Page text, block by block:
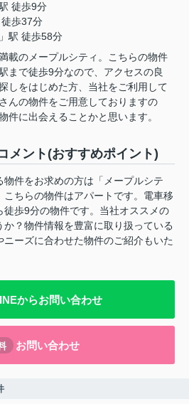
徒歩9分
歩37分
」駅 徒歩58分
載のメープルシティ。こちらの物件
まで徒歩9分なので、アクセスの良
しをはじめた方、当社をご利用して
んの物件をご用意しておりますの
件に出会えることかと思います。
メント(おすすめポイント)
件をお求めの方は「メープルシテ
こちらの物件はアパートです。電車移
歩9分の物件です。当社オススメの
？物件情報を豊富に取り扱っている
ーズに合わせた物件のご紹介もいた
からお問い合わせ
お問い合わせ